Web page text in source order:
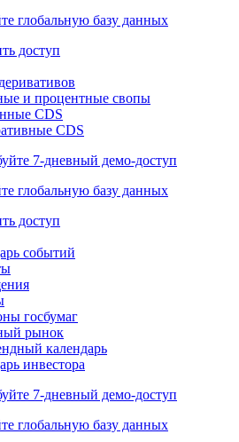
глобальную базу данных
доступ
и процентные свопы
CDS
CDS
7-дневный демо-доступ
глобальную базу данных
доступ
событий
госбумаг
рынок
календарь
инвестора
7-дневный демо-доступ
глобальную базу данных